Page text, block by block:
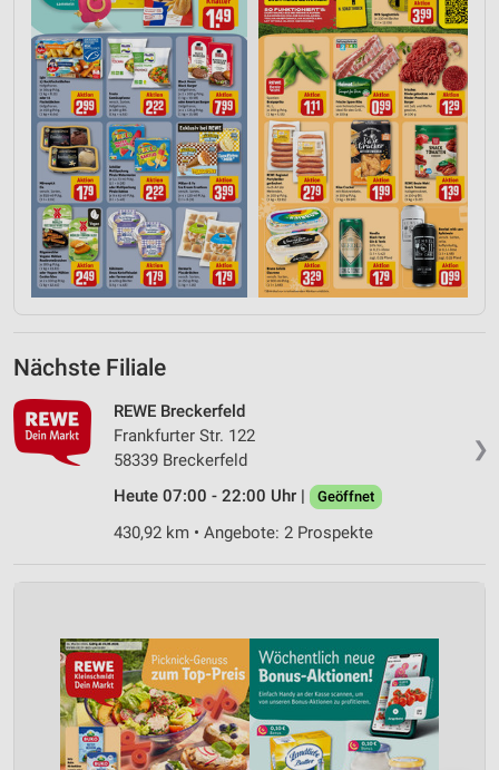
Nächste Filiale
❯
REWE Breckerfeld
Frankfurter Str. 122
58339 Breckerfeld
Heute 07:00 - 22:00 Uhr |
Geöffnet
430,92 km • Angebote: 2 Prospekte